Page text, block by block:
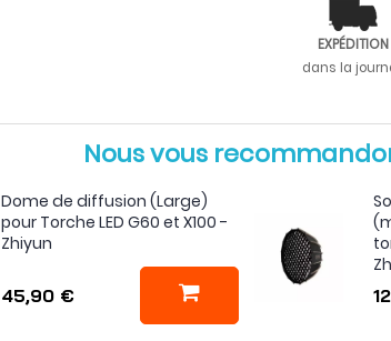
EXPÉDITION
dans la
Nous vous
Dome de diffusion (Large)
pour Torche LED G60 et X100 -
Zhiyun
45,90 €